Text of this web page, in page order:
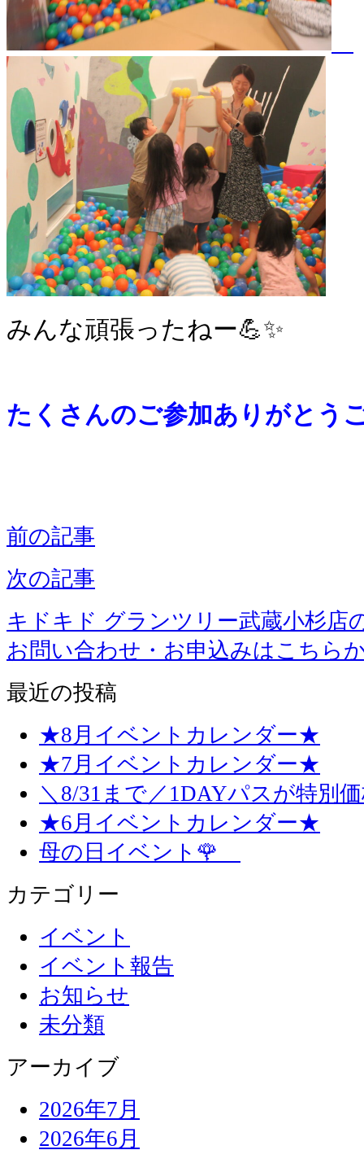
みんな頑張ったねー💪✨
たくさんのご参加ありがとう
前の記事
次の記事
キドキド グランツリー武蔵小杉店
お問い合わせ・お申込みはこちら
最近の投稿
★8月イベントカレンダー★
★7月イベントカレンダー★
＼8/31まで／1DAYパスが特別
★6月イベントカレンダー★
母の日イベント🌹
カテゴリー
イベント
イベント報告
お知らせ
未分類
アーカイブ
2026年7月
2026年6月